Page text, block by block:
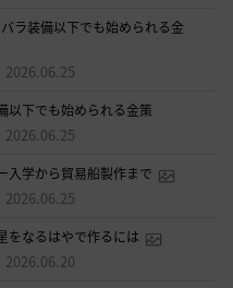
ラ装備以下でも始められる金
2026.06.25
以下でも始められる金策
2026.06.25
入学から貿易船製作まで
2026.06.25
をなるはやで作るには
2026.06.20